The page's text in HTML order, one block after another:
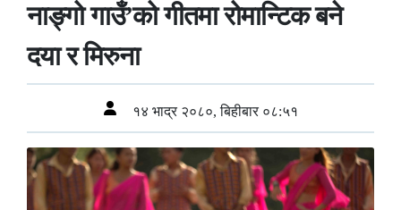
नाङ्गो गाउँ’को गीतमा रोमान्टिक बने
दया र मिरुना
१४ भाद्र २०८०, बिहीबार ०८:५१